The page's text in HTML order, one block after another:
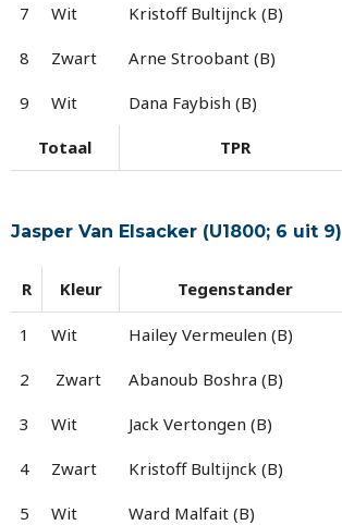
7 Wit Kristoff Bultijnck (B)
8 Zwart Arne Stroobant (B)
9 Wit Dana Faybish (B)
Totaal TPR
Jasper Van Elsacker (U1800; 6 uit 9)
R Kleur Tegenstander
1 Wit Hailey Vermeulen (B)
2 Zwart Abanoub Boshra (B)
3 Wit Jack Vertongen (B)
4 Zwart Kristoff Bultijnck (B)
5 Wit Ward Malfait (B)